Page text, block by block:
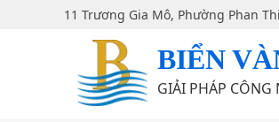
11 Trương Gia Mô, Phường Phan
BIỂN
GIẢI PHÁP CÔNG